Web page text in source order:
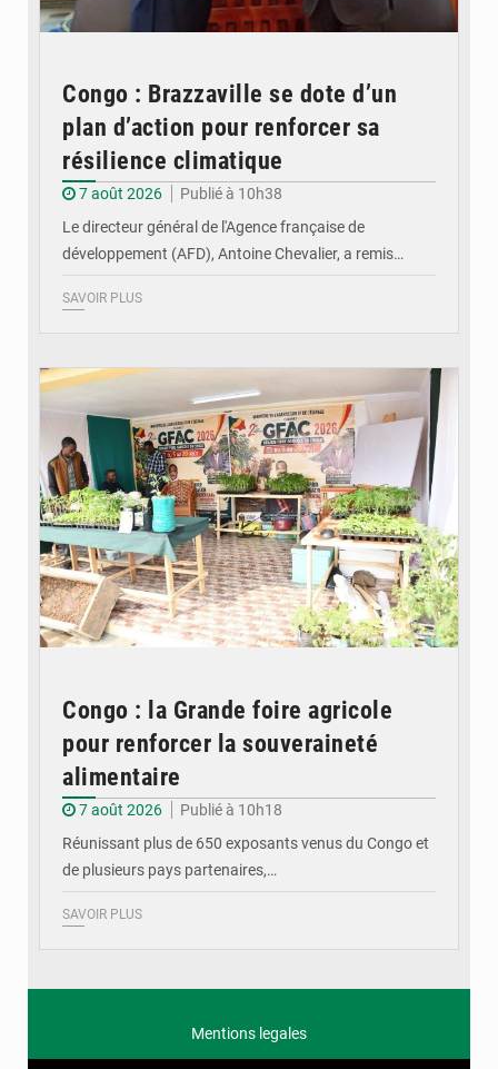
Congo : Brazzaville se dote d’un
plan d’action pour renforcer sa
résilience climatique
7 août 2026
Publié à 10h38
Le directeur général de l'Agence française de
développement (AFD), Antoine Chevalier, a remis…
SAVOIR PLUS
Congo : la Grande foire agricole
pour renforcer la souveraineté
alimentaire
7 août 2026
Publié à 10h18
Réunissant plus de 650 exposants venus du Congo et
de plusieurs pays partenaires,…
SAVOIR PLUS
Mentions legales